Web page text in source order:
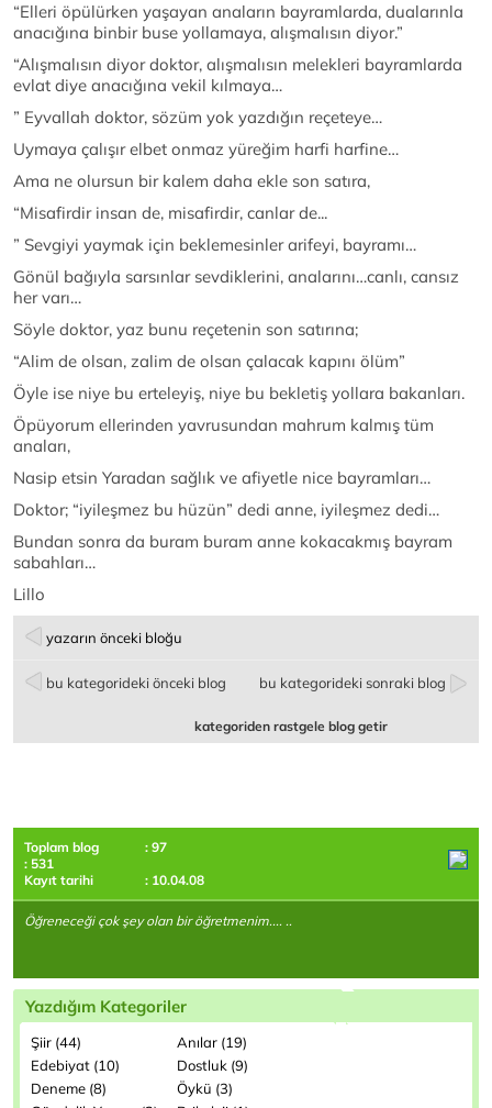
“Elleri öpülürken yaşayan anaların bayramlarda, dualarınla
anacığına binbir buse yollamaya, alışmalısın diyor.”
“Alışmalısın diyor doktor, alışmalısın melekleri bayramlarda
evlat diye anacığına vekil kılmaya…
” Eyvallah doktor, sözüm yok yazdığın reçeteye…
Uymaya çalışır elbet onmaz yüreğim harfi harfine…
Ama ne olursun bir kalem daha ekle son satıra,
“Misafirdir insan de, misafirdir, canlar de...
” Sevgiyi yaymak için beklemesinler arifeyi, bayramı…
Gönül bağıyla sarsınlar sevdiklerini, analarını…canlı, cansız
her varı…
Söyle doktor, yaz bunu reçetenin son satırına;
“Alim de olsan, zalim de olsan çalacak kapını ölüm”
Öyle ise niye bu erteleyiş, niye bu bekletiş yollara bakanları.
Öpüyorum ellerinden yavrusundan mahrum kalmış tüm
anaları,
Nasip etsin Yaradan sağlık ve afiyetle nice bayramları…
Doktor; “iyileşmez bu hüzün” dedi anne, iyileşmez dedi…
Bundan sonra da buram buram anne kokacakmış bayram
sabahları…
Lillo
yazarın önceki bloğu
bu kategorideki önceki blog bu kategorideki sonraki blog
kategoriden rastgele blog getir
Toplam blog
: 97
: 531
Kayıt tarihi
: 10.04.08
Öğreneceği çok şey olan bir öğretmenim.... ..
Yazdığım Kategoriler
Şiir (44)
Anılar (19)
Edebiyat (10)
Dostluk (9)
Deneme (8)
Öykü (3)